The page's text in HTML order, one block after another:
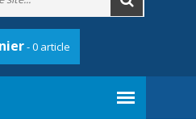
- 0 article